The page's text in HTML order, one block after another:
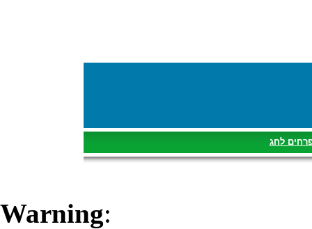
לחג
Warning: